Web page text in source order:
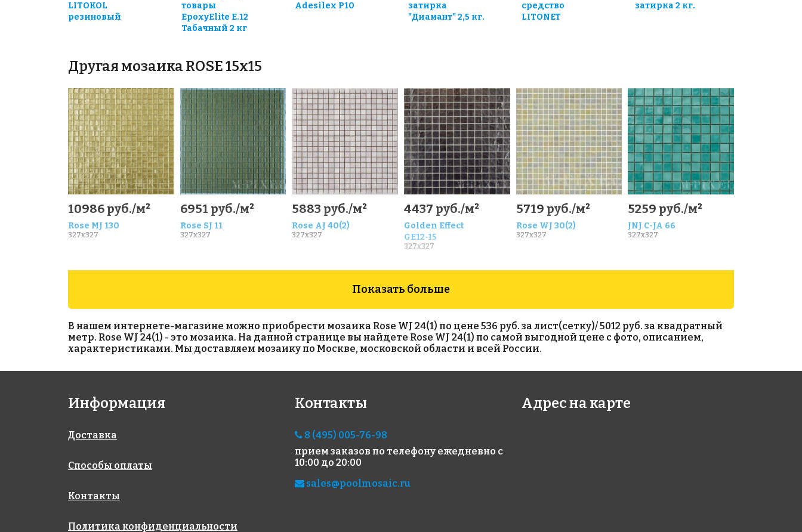
LITOKOL
резиновый
товары
EpoxyElite E.12
Табачный 2 кг
Adesilex P10
затирка
"Диамант" 2,5 кг.
средство
LITONET
затирка 2 кг.
Другая мозаика ROSE 15x15
10986 руб./м²
Rose MJ 130
327x327
6951 руб./м²
Rose SJ 11
327x327
5883 руб./м²
Rose AJ 40(2)
327x327
4437 руб./м²
Golden Effect
GE12-15
327x327
5719 руб./м²
Rose WJ 30(2)
327x327
5259 руб./м²
JNJ C-JA 66
327x327
5719 руб./м²
Rose WJ 41(2)
5883 руб./м²
Rose AJ 85+6
14576 руб./м²
Rose MJ 98 Rose AJ 144(2)
Показать больше
В нашем интернете-магазине можно приобрести мозаика Rose WJ 24(1) по цене 536 руб. за лист(сетку)/ 5012 руб. за квадратный
метр. Rose WJ 24(1) - это мозаика. На данной странице вы найдете Rose WJ 24(1) по самой выгодной цене с фото, описанием,
характеристиками. Мы доставляем мозаику по Москве, московской области и всей России.
Информация
Доставка
Способы оплаты
Контакты
Политика конфиденциальности
Контакты
8 (495) 005-76-98
прием заказов по телефону ежедневно с
10:00 до 20:00
sales@poolmosaic.ru
Адрес на карте